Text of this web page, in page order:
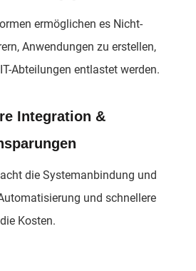
ermöglichen es Nicht-
Anwendungen zu erstellen,
Abteilungen entlastet werden.
Integration &
die Systemanbindung und
und schnellere
Kosten.